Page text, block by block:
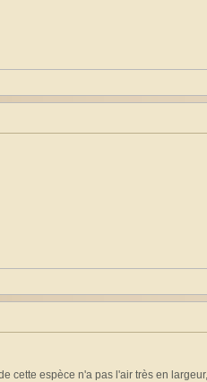
cette espèce n'a pas l'air très en